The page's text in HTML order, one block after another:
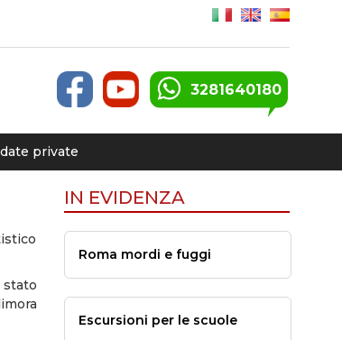
3281640180
private
stato
IN EVIDENZA
Roma mordi e fuggi
Escursioni per le scuole